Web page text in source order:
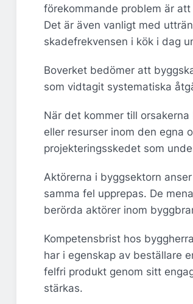
förekommande problem är
Det är även vanligt med
skadefrekvensen i kök i dag
Boverket bedömer att
som vidtagit systematiska
När det kommer till
eller resurser inom den egna
projekteringsskedet som
Aktörerna i byggsektorn
samma fel upprepas. De
berörda aktörer inom
Kompetensbrist hos
har i egenskap av beställare
felfri produkt genom sitt
stärkas.